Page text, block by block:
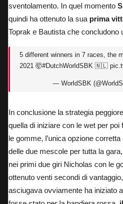
sventolamento. In quel momento
quindi ha ottenuto la sua prima
Toprak e Bautista che concludono
5 different winners in 7 races, the
2021 🤯#DutchWorldSBK 🇳🇱
— WorldSBK
In conclusione la strategia
quella di iniziare con le wet per
le gomme, l’unica opzione
delle due mescole per tutta la
nei primi due giri Nicholas con le
ottenuto venti secondi di
asciugava ovviamente ha iniziato